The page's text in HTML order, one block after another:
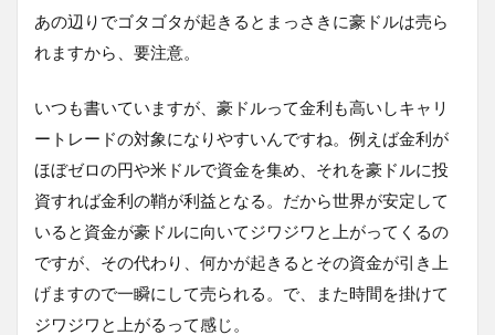
あの辺りでゴタゴタが起きるとまっさきに豪ドルは売ら
れますから、要注意。
いつも書いていますが、豪ドルって金利も高いしキャリ
ートレードの対象になりやすいんですね。例えば金利が
ほぼゼロの円や米ドルで資金を集め、それを豪ドルに投
資すれば金利の鞘が利益となる。だから世界が安定して
いると資金が豪ドルに向いてジワジワと上がってくるの
ですが、その代わり、何かが起きるとその資金が引き上
げますので一瞬にして売られる。で、また時間を掛けて
ジワジワと上がるって感じ。